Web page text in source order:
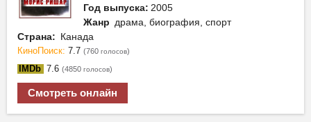
Год выпуска: 2005
Жанр драма, биография, спорт
Страна: Канада
КиноПоиск: 7.7 (760 голосов)
IMDb 7.6 (4850 голосов)
Смотреть онлайн